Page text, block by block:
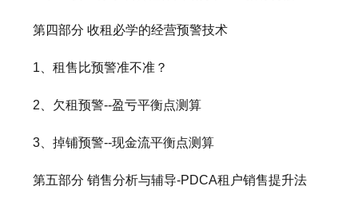
第四部分 收租必学的经营预警技术
1、租售比预警准不准？
2、欠租预警--盈亏平衡点测算
3、掉铺预警--现金流平衡点测算
第五部分 销售分析与辅导-PDCA租户销售提升法